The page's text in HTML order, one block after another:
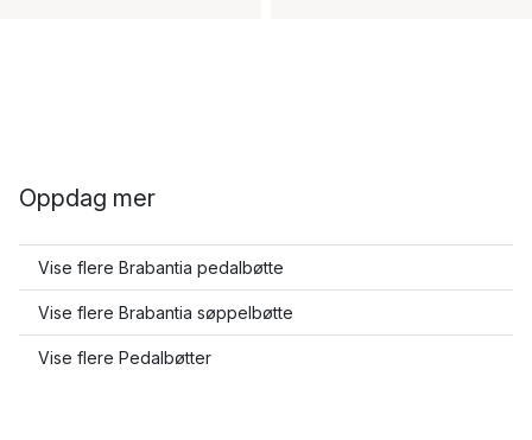
Oppdag mer
Vise flere Brabantia pedalbøtte
Vise flere Brabantia søppelbøtte
Vise flere Pedalbøtter